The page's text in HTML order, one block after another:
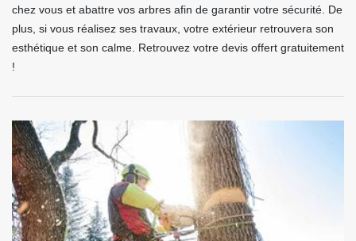
chez vous et abattre vos arbres afin de garantir votre sécurité. De
plus, si vous réalisez ses travaux, votre extérieur retrouvera son
esthétique et son calme. Retrouvez votre devis offert gratuitement
!